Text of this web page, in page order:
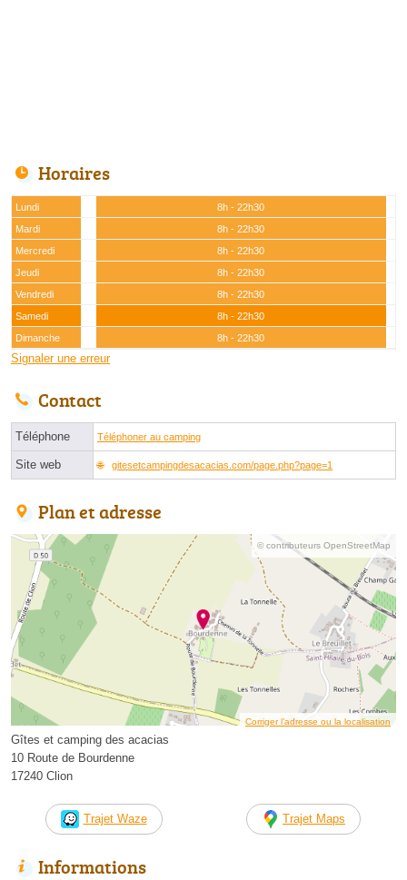
Horaires
Lundi
8h - 22h30
Mardi
8h - 22h30
Mercredi
8h - 22h30
Jeudi
8h - 22h30
Vendredi
8h - 22h30
Samedi
8h - 22h30
Dimanche
8h - 22h30
Signaler une erreur
Contact
Téléphone Téléphoner au camping
Site web gitesetcampingdesacacias.com/page.php?page=1
Plan et adresse
© contributeurs OpenStreetMap
Corriger l’adresse ou la localisation
Gîtes et camping des acacias
10 Route de Bourdenne
17240 Clion
Trajet Waze Trajet Maps
Informations